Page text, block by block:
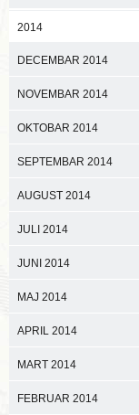
2014
DECEMBAR 2014
NOVEMBAR 2014
OKTOBAR 2014
SEPTEMBAR 2014
AUGUST 2014
JULI 2014
JUNI 2014
MAJ 2014
APRIL 2014
MART 2014
FEBRUAR 2014